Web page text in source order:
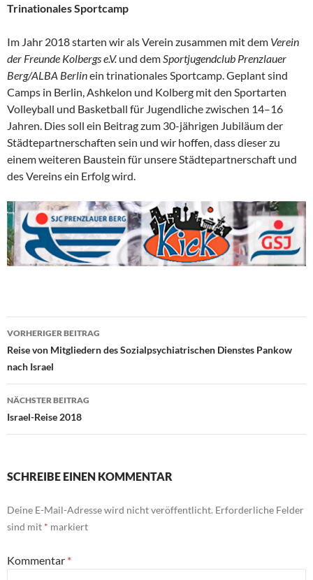
Trinationales Sportcamp
Im Jahr 2018 starten wir als Verein zusammen mit dem Verein
der Freunde Kolbergs e.V. und dem Sportjugendclub Prenzlauer
Berg/ALBA Berlinein trinationales Sportcamp. Geplant sind
Camps in Berlin, Ashkelon und Kolberg mit den Sportarten
Volleyball und Basketball für Jugendliche zwischen 14–16
Jahren. Dies soll ein Beitrag zum 30-jährigen Jubiläum der
Städtepartnerschaften sein und wir hoffen, dass dieser zu
einem weiteren Baustein für unsere Städtepartnerschaft und
des Vereins ein Erfolg wird.
Beitragsnavigation
VORHERIGER BEITRAG
Reise von Mitgliedern des Sozialpsychiatrischen Dienstes Pankow
nach Israel
NÄCHSTER BEITRAG
Israel-Reise 2018
SCHREIBE EINEN KOMMENTAR
Deine E-Mail-Adresse wird nicht veröffentlicht. Erforderliche Felder
sind mit * markiert
Kommentar *